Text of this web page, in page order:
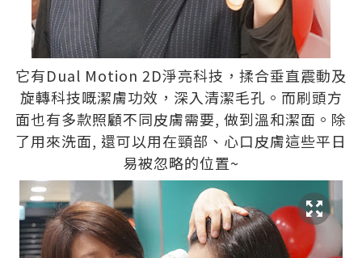
它有Dual Motion 2D淨亮科技，揉合垂直震動及
旋轉科技嘅潔膚功效，深入清潔毛孔。而刷頭方
面也有多款照顧不同皮膚需要, 做到溫和潔面。除
了用來洗面, 還可以用在頸部、心口皮膚這些平日
易被忽略的位置~